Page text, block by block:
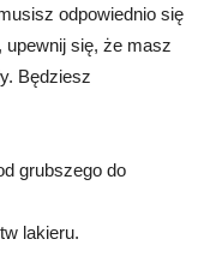
odpowiednio się
się, że masz
Będziesz
grubszego do
lakieru.